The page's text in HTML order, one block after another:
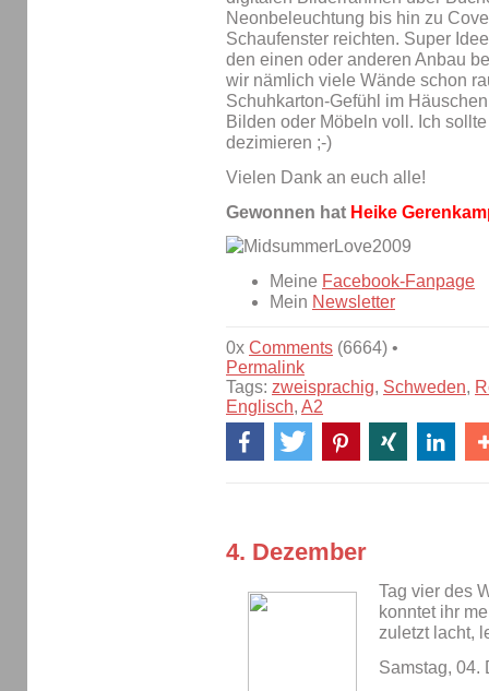
Neonbeleuchtung bis hin zu
Schaufenster reichten. Super
den einen oder anderen Anbau
wir nämlich viele Wände schon
Schuhkarton-Gefühl im
Bilden oder Möbeln voll. Ich
dezimieren ;-)
Vielen Dank an euch alle!
Gewonnen hat Heike
Meine Facebook-Fanpage
Mein Newsletter
0x Comments (6664) •
Permalink
Tags: zweisprachig, Schweden,
Englisch, A2
4. Dezember
Tag vier des
konntet ihr
zuletzt lacht,
Samstag, 04.